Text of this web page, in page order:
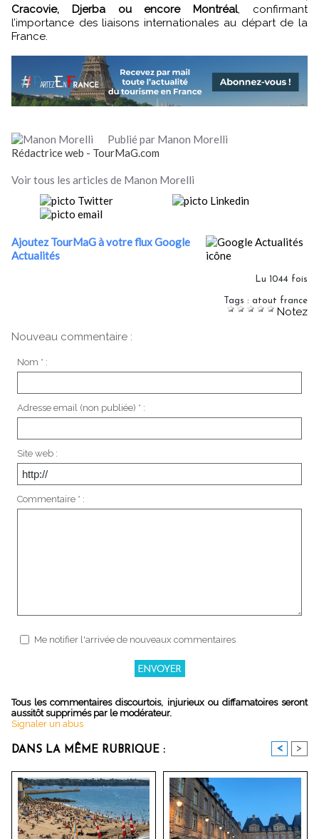
Cracovie, Djerba ou encore Montréal, confirmant
l’importance des liaisons internationales au départ de la
France.
Publié par Manon Morelli
Rédactrice web - TourMaG.com
Voir tous les articles de Manon Morelli
Ajoutez TourMaG à votre flux Google
Actualités
Lu 1044 fois
Tags : atout france
Notez
Nouveau commentaire :
Nom * :
Adresse email (non publiée) * :
Site web :
Commentaire * :
Me notifier l'arrivée de nouveaux commentaires
Tous les commentaires discourtois, injurieux ou diffamatoires seront
aussitôt supprimés par le modérateur.
Signaler un abus
DANS LA MÊME RUBRIQUE : < >